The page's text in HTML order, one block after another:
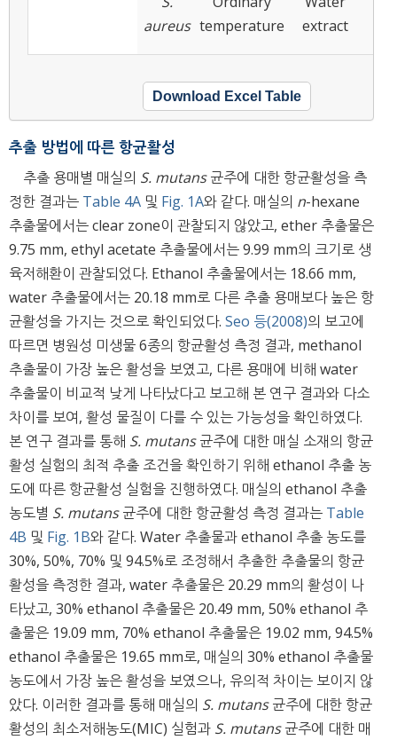
aureus temperature
extract
Download Excel Table
추출 방법에 따른 항균활성
추출 용매별 매실의 S. mutans균주에 대한 항균활성을 측
정한 결과는 Table 4A 및 Fig. 1A와 같다. 매실의 n-hexane
추출물에서는 clear zone이 관찰되지 않았고, ether 추출물은
9.75 mm, ethyl acetate 추출물에서는 9.99 mm의 크기로 생
육저해환이 관찰되었다. Ethanol 추출물에서는 18.66 mm,
water 추출물에서는 20.18 mm로 다른 추출 용매보다 높은 항
균활성을 가지는 것으로 확인되었다. Seo 등(2008)의 보고에
따르면 병원성 미생물 6종의 항균활성 측정 결과, methanol
추출물이 가장 높은 활성을 보였고, 다른 용매에 비해 water
추출물이 비교적 낮게 나타났다고 보고해 본 연구 결과와 다소
차이를 보여, 활성 물질이 다를 수 있는 가능성을 확인하였다.
본 연구 결과를 통해 S. mutans균주에 대한 매실 소재의 항균
활성 실험의 최적 추출 조건을 확인하기 위해 ethanol 추출 농
도에 따른 항균활성 실험을 진행하였다. 매실의 ethanol 추출
농도별 S. mutans균주에 대한 항균활성 측정 결과는 Table
4B 및 Fig. 1B와 같다. Water 추출물과 ethanol 추출 농도를
30%, 50%, 70% 및 94.5%로 조정해서 추출한 추출물의 항균
활성을 측정한 결과, water 추출물은 20.29 mm의 활성이 나
타났고, 30% ethanol 추출물은 20.49 mm, 50% ethanol 추
출물은 19.09 mm, 70% ethanol 추출물은 19.02 mm, 94.5%
ethanol 추출물은 19.65 mm로, 매실의 30% ethanol 추출물
농도에서 가장 높은 활성을 보였으나, 유의적 차이는 보이지 않
았다. 이러한 결과를 통해 매실의 S. mutans균주에 대한 항균
활성의 최소저해농도(MIC) 실험과 S. mutans균주에 대한 매